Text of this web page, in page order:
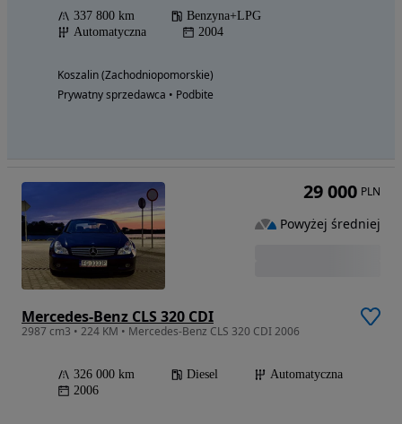
337 800 km
Benzyna+LPG
Automatyczna
2004
Koszalin (Zachodniopomorskie)
Prywatny sprzedawca • Podbite
Mercedes-Benz CLS 320 CDI
2987 cm3 • 224 KM • Mercedes-Benz CLS 320 CDI 2006
326 000 km Diesel
Automatyczna
2006
29 000 PLN
Powyżej średniej